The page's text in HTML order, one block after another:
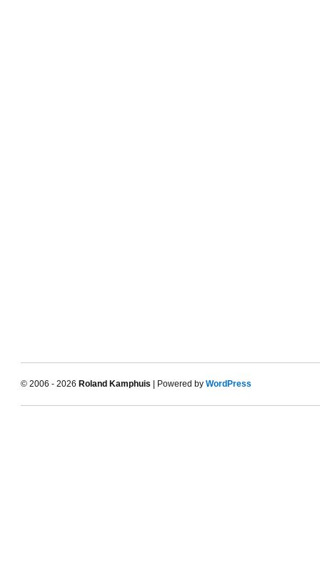
© 2006 - 2026 Roland Kamphuis | Powered by WordPress